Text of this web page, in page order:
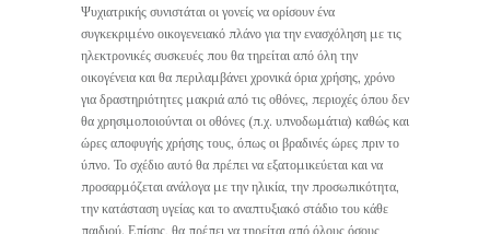
Ψυχιατρικής συνιστάται οι γονείς να ορίσουν ένα
συγκεκριμένο οικογενειακό πλάνο για την ενασχόληση με τις
ηλεκτρονικές συσκευές που θα τηρείται από όλη την
οικογένεια και θα περιλαμβάνει χρονικά όρια χρήσης, χρόνο
για δραστηριότητες μακριά από τις οθόνες, περιοχές όπου δεν
θα χρησιμοποιούνται οι οθόνες (π.χ. υπνοδωμάτια) καθώς και
ώρες αποφυγής χρήσης τους, όπως οι βραδινές ώρες πριν το
ύπνο. Το σχέδιο αυτό θα πρέπει να εξατομικεύεται και να
προσαρμόζεται ανάλογα με την ηλικία, την προσωπικότητα,
την κατάσταση υγείας και το αναπτυξιακό στάδιο του κάθε
παιδιού. Επίσης, θα πρέπει να τηρείται από όλους όσους